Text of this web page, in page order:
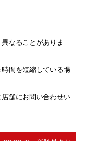
なることがありま
間を短縮している場
舗にお問い合わせい